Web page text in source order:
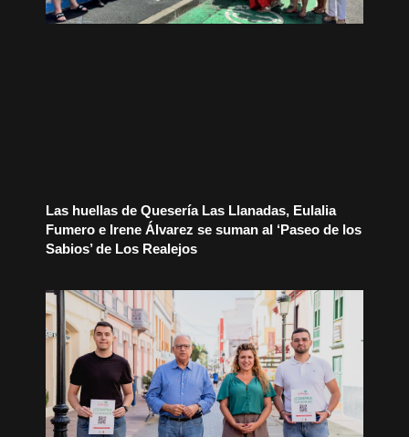
Las huellas de Quesería Las Llanadas, Eulalia
Fumero e Irene Álvarez se suman al ‘Paseo de los
Sabios’ de Los Realejos